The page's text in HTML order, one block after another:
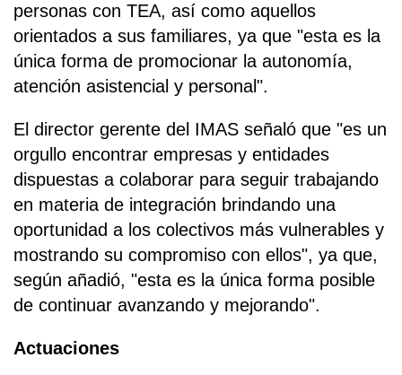
personas con TEA, así como aquellos
orientados a sus familiares, ya que "esta es la
única forma de promocionar la autonomía,
atención asistencial y personal".
El director gerente del IMAS señaló que "es un
orgullo encontrar empresas y entidades
dispuestas a colaborar para seguir trabajando
en materia de integración brindando una
oportunidad a los colectivos más vulnerables y
mostrando su compromiso con ellos", ya que,
según añadió, "esta es la única forma posible
de continuar avanzando y mejorando".
Actuaciones